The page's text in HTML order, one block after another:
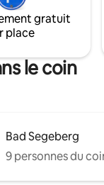
se fait
est à 15
gratuit
place
le coin
Bad Segeberg
9 personnes du